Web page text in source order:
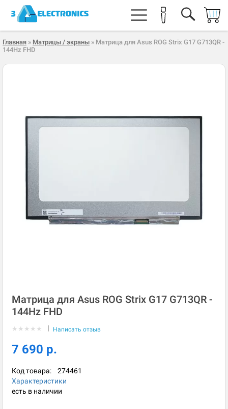
Главная » Матрицы / экраны » Матрица для Asus ROG Strix G17 G713QR -
144Hz FHD
Матрица для Asus ROG Strix G17 G713QR -
144Hz FHD
★ ★ ★ ★ ★ | Написать отзыв
7 690 р.
Код товара: 274461
Характеристики
есть в наличии